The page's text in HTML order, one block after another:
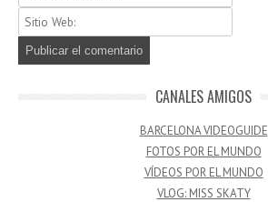
CANALES AMIGOS
BARCELONA VIDEOGUIDE
FOTOS POR EL MUNDO
VÍDEOS POR EL MUNDO
VLOG: MISS SKATY